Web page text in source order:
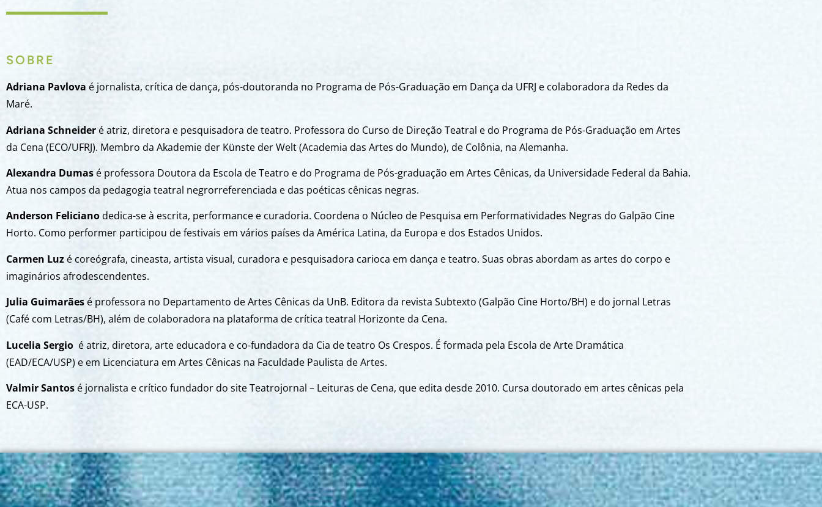
SOBRE
Adriana Pavlova é jornalista, crítica de dança, pós-doutoranda no Programa de Pós-Graduação em Dança da UFRJ e colaboradora da Redes da
Maré.
Adriana Schneider é atriz, diretora e pesquisadora de teatro. Professora do Curso de Direção Teatral e do Programa de Pós-Graduação em Artes
da Cena (ECO/UFRJ). Membro da Akademie der Künste der Welt (Academia das Artes do Mundo), de Colônia, na Alemanha.
Alexandra Dumasé professora Doutora da Escola de Teatro e do Programa de Pós-graduação em Artes Cênicas, da Universidade Federal da Bahia.
Atua nos campos da pedagogia teatral negrorreferenciada e das poéticas cênicas negras.
Anderson Felicianodedica-se à escrita, performance e curadoria. Coordena o Núcleo de Pesquisa em Performatividades Negras do Galpão Cine
Horto. Como performer participou de festivais em vários países da América Latina, da Europa e dos Estados Unidos.
Carmen Luzé coreógrafa, cineasta, artista visual, curadora e pesquisadora carioca em dança e teatro. Suas obras abordam as artes do corpo e
imaginários afrodescendentes.
Julia Guimarães é professora no Departamento de Artes Cênicas da UnB. Editora da revista Subtexto (Galpão Cine Horto/BH) e do jornal Letras
(Café com Letras/BH), além de colaboradora na plataforma de crítica teatral Horizonte da Cena.
Lucelia Sergio é atriz, diretora, arte educadora e co-fundadora da Cia de teatro Os Crespos. É formada pela Escola de Arte Dramática
(EAD/ECA/USP) e em Licenciatura em Artes Cênicas na Faculdade Paulista de Artes.
Valmir Santos é jornalista e crítico fundador do site Teatrojornal – Leituras de Cena, que edita desde 2010. Cursa doutorado em artes cênicas pela
ECA-USP.